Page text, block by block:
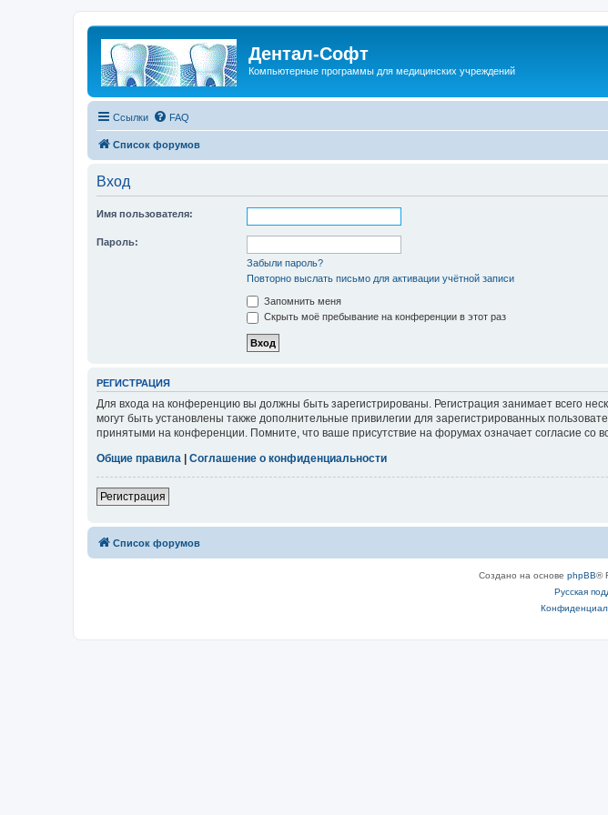
Дентал-Софт
Компьютерные программы для медицинских учреждений
Ссылки FAQ
Список форумов
Вход
Имя пользователя:
Пароль:
Забыли пароль?
Повторно выслать письмо для активации учётной записи
Запомнить меня
Скрыть моё пребывание на конференции в этот раз
РЕГИСТРАЦИЯ
Для входа на конференцию вы должны быть зарегистрированы. Регистрация занимает всего
могут быть установлены также дополнительные привилегии для зарегистрированных
принятыми на конференции. Помните, что ваше присутствие на форумах означает согласие со
Общие правила
Соглашение о конфиденциальности
Регистрация
Список форумов
Создано на основе phpBB®
Русская